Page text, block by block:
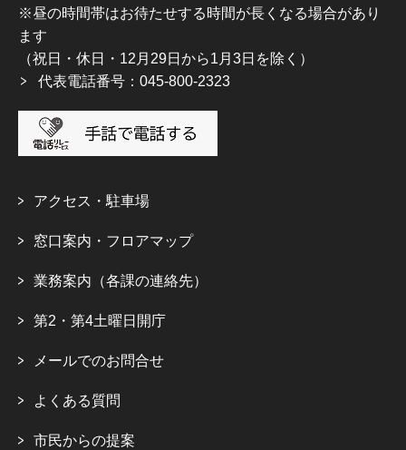
※昼の時間帯はお待たせする時間が長くなる場合があり
ます
（祝日・休日・12月29日から1月3日を除く）
代表電話番号：045-800-2323
アクセス・駐車場
窓口案内・フロアマップ
業務案内（各課の連絡先）
第2・第4土曜日開庁
メールでのお問合せ
よくある質問
市民からの提案